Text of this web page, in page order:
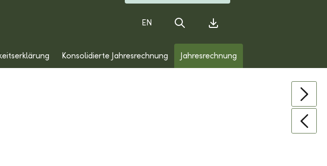
EN
Konsolidierte Jahresrechnung Jahresrechnung